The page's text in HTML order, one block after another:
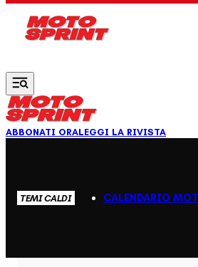
ABBONATI ORALEGGI LA RIVISTA
TEMI CALDI CALENDARIO